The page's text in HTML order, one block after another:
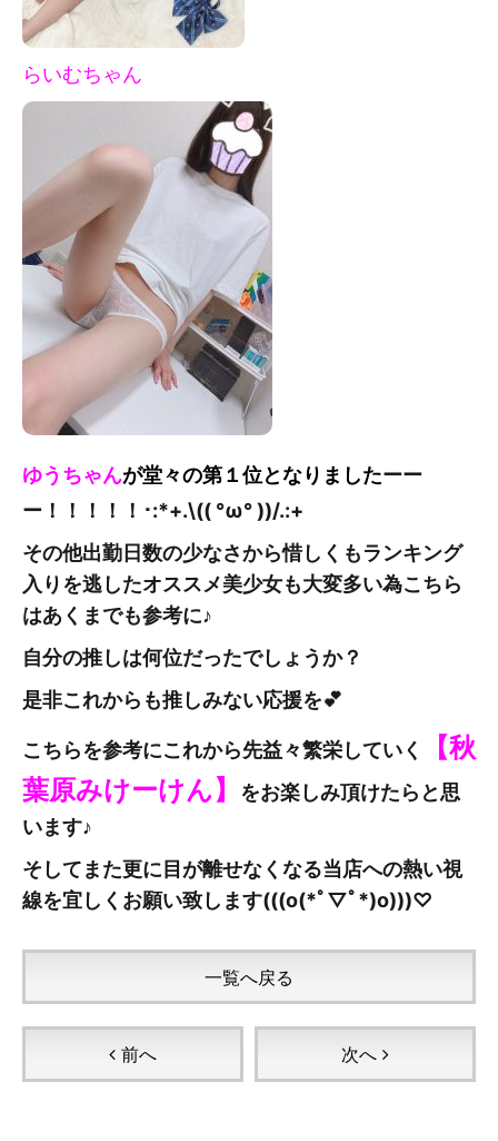
らいむちゃん
ゆうちゃんが堂々の第１位となりましたーー
ー！！！！！ ･:*+.\(( °ω° ))/.:+
その他出勤日数の少なさから惜しくもランキング
入りを逃したオススメ美少女も大変多い為こちら
はあくまでも参考に♪
自分の推しは何位だったでしょうか？
是非これからも推しみない応援を💕
こちらを参考にこれから先益々繁栄していく
【秋
葉原みけーけん】
をお楽しみ頂けたらと思
います♪
そしてまた更に目が離せなくなる当店への熱い視
線を宜しくお願い致します(((o(*ﾟ▽ﾟ*)o)))♡
前へ
一覧へ戻る
次へ